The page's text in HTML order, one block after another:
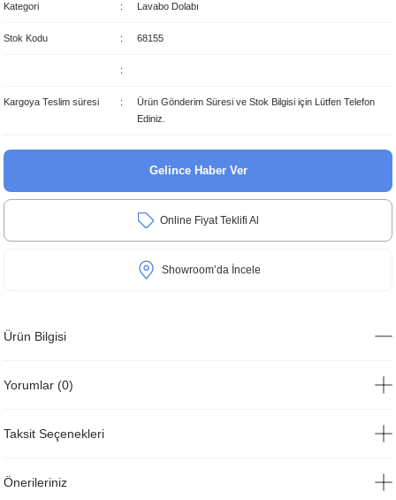
Kategori Lavabo Dolabı
Stok Kodu 68155
Kargoya Teslim süresi
Ürün Gönderim Süresi ve Stok Bilgisi için Lütfen Telefon
Ediniz.
Gelince Haber Ver
Online Fiyat Teklifi Al
Showroom’da İncele
Ürün Bilgisi
Yorumlar (0)
Taksit Seçenekleri
Önerileriniz